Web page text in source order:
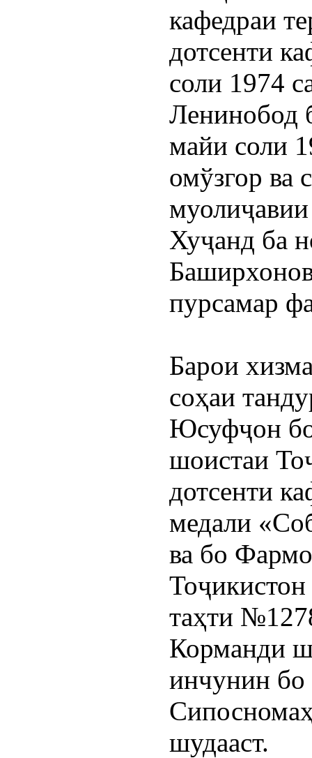
кафедраи
дотсенти
соли 1974
Ленинобод
майи соли
омўзгор ва
Хуҷанд ба
пурсамар
Барои
соҳаи
Юсуфҷон
шоистаи
дотсенти
медали
ва бо
Тоҷикистон
таҳти
Корманди
инчунин бо
шудааст.